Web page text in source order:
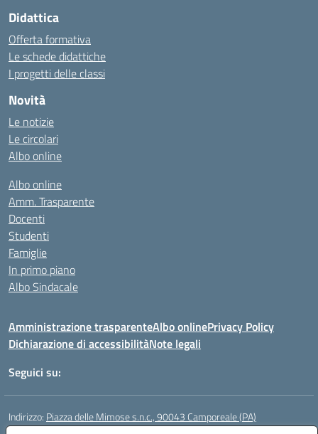
Didattica
Offerta formativa
Le schede didattiche
I progetti delle classi
Novità
Le notizie
Le circolari
Albo online
Albo online
Amm. Trasparente
Docenti
Studenti
Famiglie
In primo piano
Albo Sindacale
Amministrazione trasparenteAlbo onlinePrivacy Policy
Dichiarazione di accessibilitàNote legali
Seguici su:
Indirizzo: Piazza delle Mimose s.n.c., 90043 Camporeale (PA)